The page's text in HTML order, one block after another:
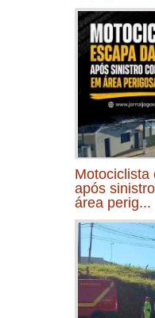
Motociclista
após
área perig...